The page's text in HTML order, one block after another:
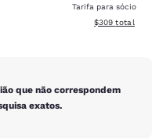
Tarifa para sócio
Exibir
$309 total
que não correspondem
exatos.